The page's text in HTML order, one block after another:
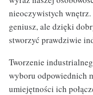
nieoczywistych
geniusz, ale dzięki
stworzyć prawdziwie
Tworzenie
wyboru odpowiednich
umiejętności ich